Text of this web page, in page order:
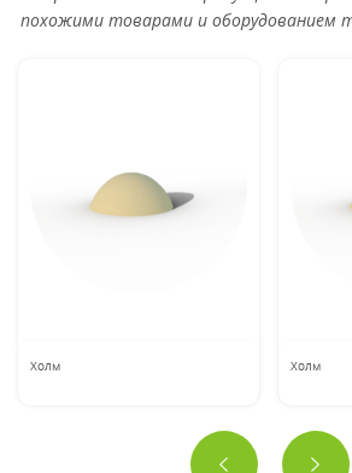
похожими товарами и оборудованием
Холм Холм